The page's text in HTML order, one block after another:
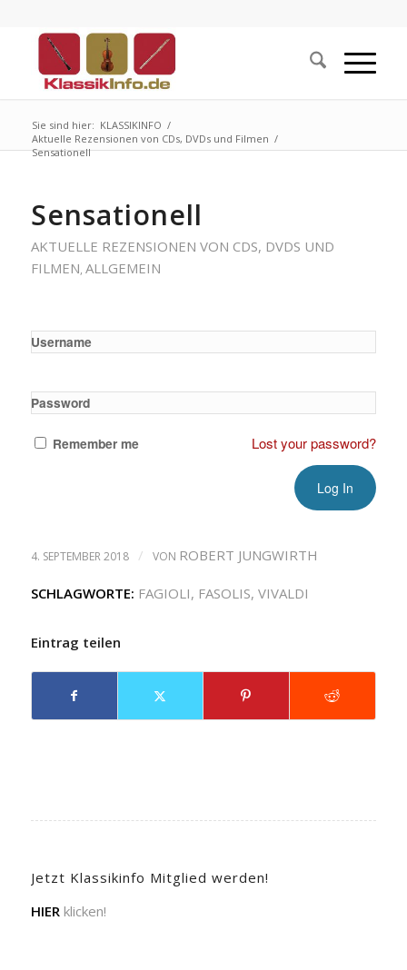
Sie sind hier: KLASSIKINFO /
Aktuelle Rezensionen von CDs, DVDs und Filmen /
Sensationell
Sensationell
AKTUELLE REZENSIONEN VON CDS, DVDS UND
FILMEN, ALLGEMEIN
Username
Password
Remember me Lost your password?
4. SEPTEMBER 2018 / VON ROBERT JUNGWIRTH
SCHLAGWORTE: FAGIOLI, FASOLIS, VIVALDI
Eintrag teilen
Jetzt Klassikinfo Mitglied werden!
HIER klicken!